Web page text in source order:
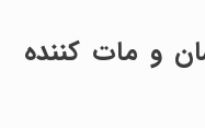
و مات کننده